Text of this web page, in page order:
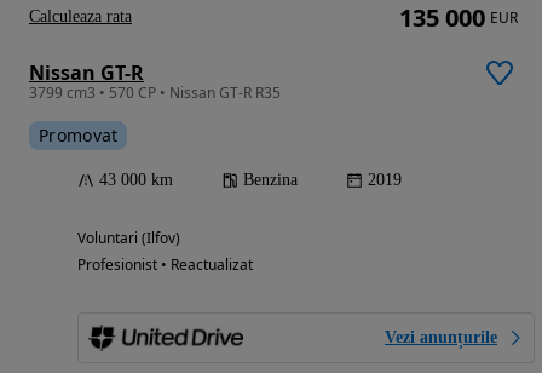
Nissan GT-R
3799 cm3 • 570 CP • Nissan GT-R R35
Promovat
43 000 km Benzina 2019
Voluntari (Ilfov)
Profesionist • Reactualizat
Vezi anunțurile
135 000 EUR
Calculeaza rata